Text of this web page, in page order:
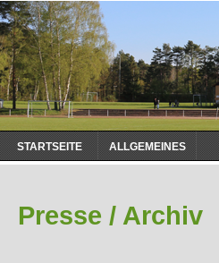
Navigation
überspringen
STARTSEITE ALLGEMEINES
Presse / Archiv